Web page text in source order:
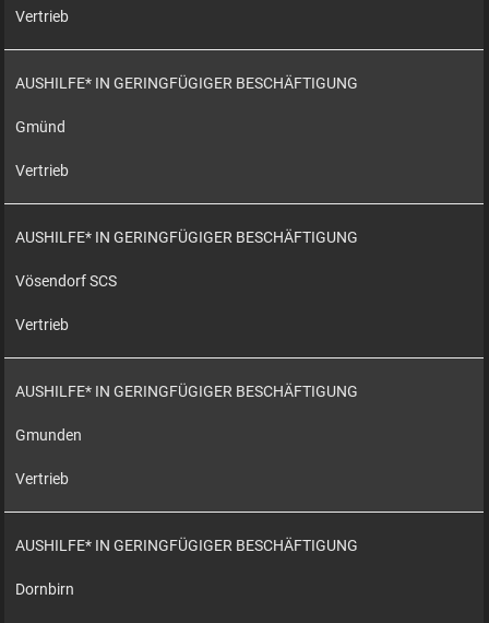
Vertrieb
AUSHILFE* IN GERINGFÜGIGER BESCHÄFTIGUNG
Gmünd
Vertrieb
AUSHILFE* IN GERINGFÜGIGER BESCHÄFTIGUNG
Vösendorf SCS
Vertrieb
AUSHILFE* IN GERINGFÜGIGER BESCHÄFTIGUNG
Gmunden
Vertrieb
AUSHILFE* IN GERINGFÜGIGER BESCHÄFTIGUNG
Dornbirn